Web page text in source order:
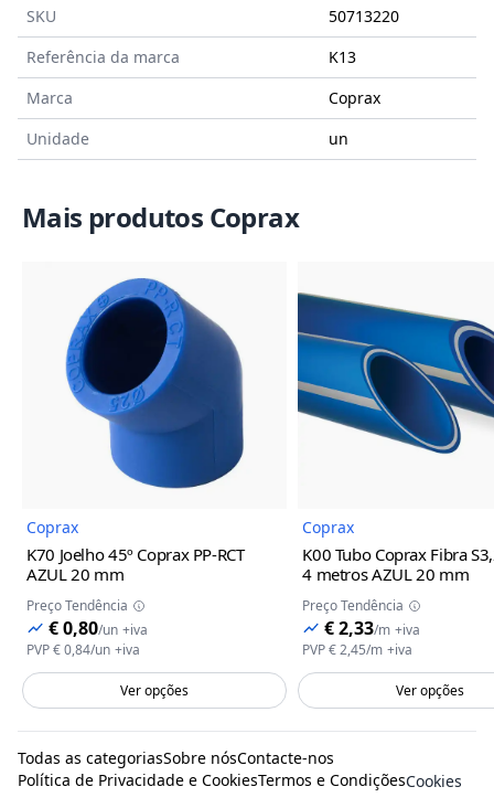
SKU
50713220
Referência da marca
K13
Marca
Coprax
Unidade
un
Mais produtos Coprax
Imagem do Produto
Coprax
K70 Joelho 45º Coprax PP-RCT
AZUL20 mm
Preço Tendência
€ 0,80/un +iva
PVP€ 0,84/un +iva
Ver opções
Coprax
K00 Tubo Coprax Fibra
4 metros AZUL20 mm
Preço Tendência
€ 2,33/m +iva
PVP€ 2,45/m +iva
Ver opções
Todas as categoriasSobre nósContacte-nos
Política de Privacidade e CookiesTermos e CondiçõesCookies